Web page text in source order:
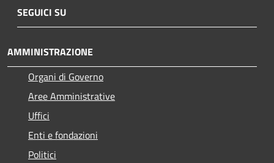
SEGUICI SU
AMMINISTRAZIONE
Organi di Governo
Aree Amministrative
Uffici
Enti e fondazioni
Politici